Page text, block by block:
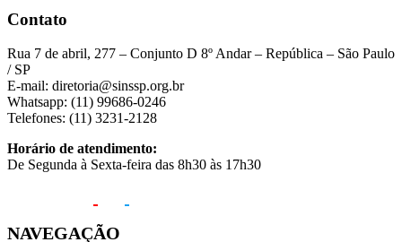
Contato
Rua 7 de abril, 277 – Conjunto D 8º Andar – República – São Paulo
/ SP
E-mail: diretoria@sinssp.org.br
Whatsapp: (11) 99686-0246
Telefones: (11) 3231-2128
Horário de atendimento:
De Segunda à Sexta-feira das 8h30 às 17h30
NAVEGAÇÃO